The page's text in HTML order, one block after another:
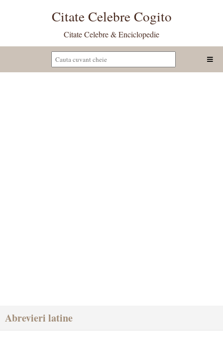
Citate Celebre Cogito
Citate Celebre & Enciclopedie
Abrevieri latine